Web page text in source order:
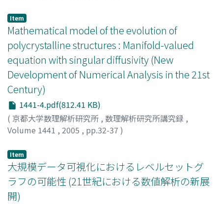
Item
Mathematical model of the evolution of
polycrystalline structures : Manifold-valued
equation with singular diffusivity (New
Development of Numerical Analysis in the 21st
Century)
1441-4.pdf(812.41 KB)
( 京都大学数理解析研究所 , 数理解析研究所講究録 ,
Volume 1441 , 2005 , pp.32-37 )
Item
大規模データ可視化におけるレベルセットグ
ラフの可能性 (21世紀における数値解析の新展
開)